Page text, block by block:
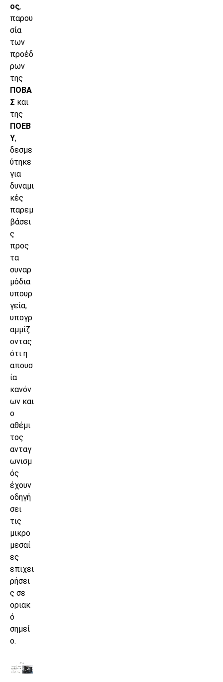
ος,
παρου
σία
των
προέδ
ρων
της
ΠΟΒΑ
Σ και
της
ΠΟΕΒ
Υ,
δεσμε
ύτηκε
για
δυναμι
κές
παρεμ
βάσει
ς
προς
τα
συναρ
μόδια
υπουρ
γεία,
υπογρ
αμμίζ
οντας
ότι η
απουσ
ία
κανόν
ων και
ο
αθέμι
τος
ανταγ
ωνισμ
ός
έχουν
οδηγή
σει
τις
μικρο
μεσαί
ες
επιχει
ρήσει
ς σε
οριακ
ό
σημεί
ο.